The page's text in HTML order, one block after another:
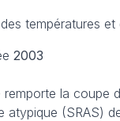
températures
2003
remporte la coupe
atypique (SRAS)